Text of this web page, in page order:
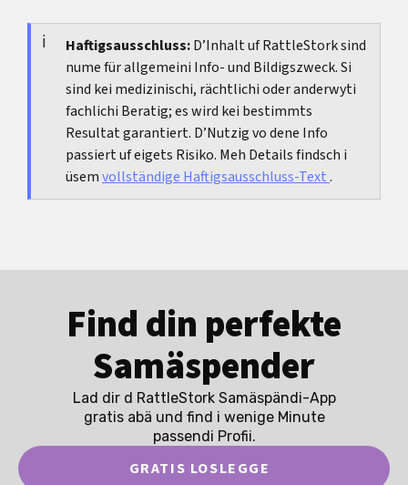
zwischen Mehrlingen und Einlingen.
einzelne medizinische Massnahme, sondern ein
klarer Plan: Betreuung, Kontrollen, Warnzeichen,
Geburtsort und Unterstützung früh so
organisieren, dass eine mögliche frühere Geburt
realistisch mitgedacht ist.
Haftigsausschluss:D’Inhalt uf RattleStork sind
nume für allgemeini Info- und Bildigszweck. Si
sind kei medizinischi, rächtlichi oder anderwyti
fachlichi Beratig; es wird kei bestimmts
Resultat garantiert. D’Nutzig vo dene Info
passiert uf eigets Risiko. Meh Details findsch i
üsemvollständige Haftigsausschluss-Text.
Find din perfekte
Samäspender
Lad dir d RattleStork Samäspändi-App
gratis abä und find i wenige Minute
passendi Profii.
GRATIS LOSLEGGE